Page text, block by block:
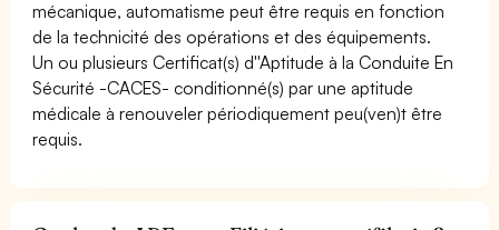
mécanique, automatisme peut être requis en fonction
de la technicité des opérations et des équipements.
Un ou plusieurs Certificat(s) d''Aptitude à la Conduite En
Sécurité -CACES- conditionné(s) par une aptitude
médicale à renouveler périodiquement peu(ven)t être
requis.